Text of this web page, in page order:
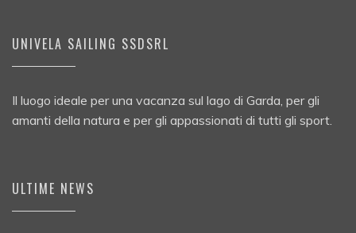
UNIVELA SAILING SSDSRL
Il luogo ideale per una vacanza sul lago di Garda, per gli
amanti della natura e per gli appassionati di tutti gli sport.
ULTIME NEWS